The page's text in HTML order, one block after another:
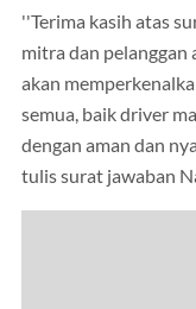
''Terima kasih atas
mitra dan pelanggan
akan
semua, baik driver
dengan aman dan
tulis surat jawaban